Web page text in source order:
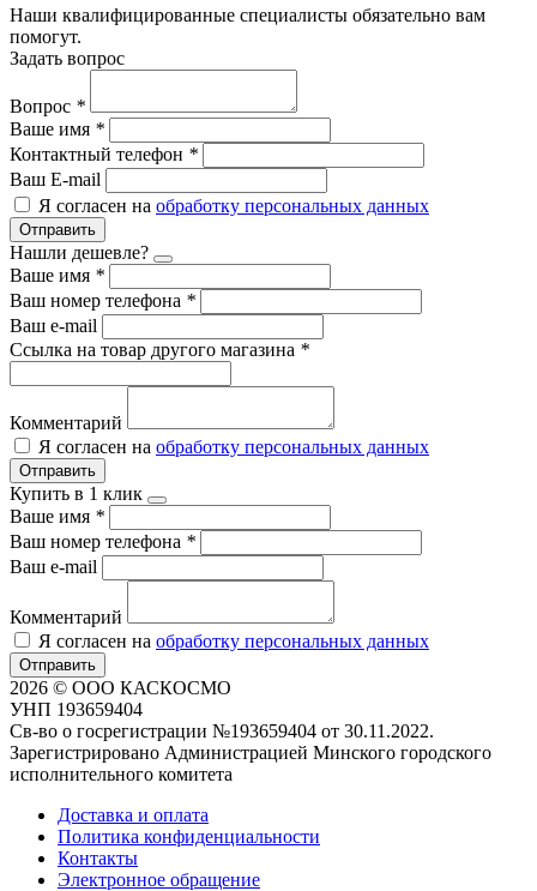
Наши квалифицированные специалисты обязательно вам
помогут.
Задать вопрос
Вопрос *
Ваше имя *
Контактный телефон *
Ваш E-mail
Я согласен на обработку персональных данных
Отправить
Нашли дешевле?
Ваше имя *
Ваш номер телефона *
Ваш e-mail
Ссылка на товар другого магазина *
Комментарий
Я согласен на обработку персональных данных
Отправить
Купить в 1 клик
Ваше имя *
Ваш номер телефона *
Ваш e-mail
Комментарий
Я согласен на обработку персональных данных
Отправить
2026 © ООО КАСКОСМО
УНП 193659404
Св-во о госрегистрации №193659404 от 30.11.2022.
Зарегистрировано Администрацией Минского городского
исполнительного комитета
Доставка и оплата
Политика конфиденциальности
Контакты
Электронное обращение